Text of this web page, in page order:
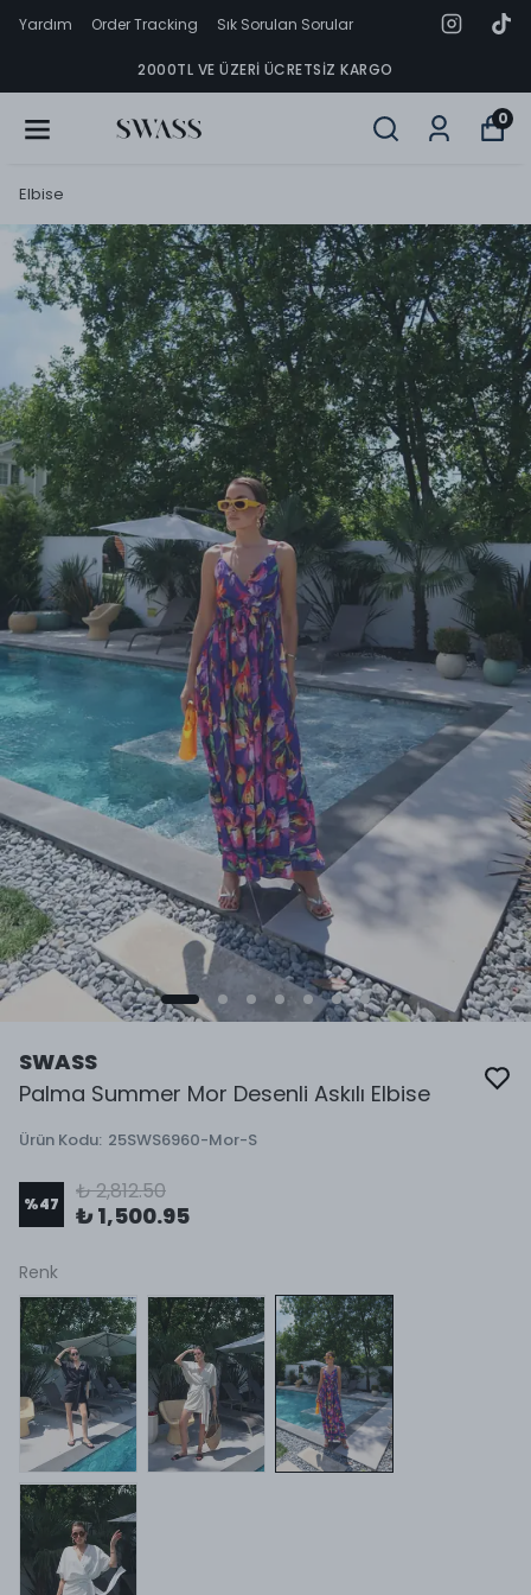
Yardım Order Tracking Sık Sorulan Sorular
2000TL VE ÜZERI ÜCRETSIZ KARGO
0
Elbise
SWASS
Palma Summer Mor Desenli Askılı Elbise
Ürün Kodu: 25SWS6960-Mor-S
%47 ₺ 2,812.50
₺ 1,500.95
Renk